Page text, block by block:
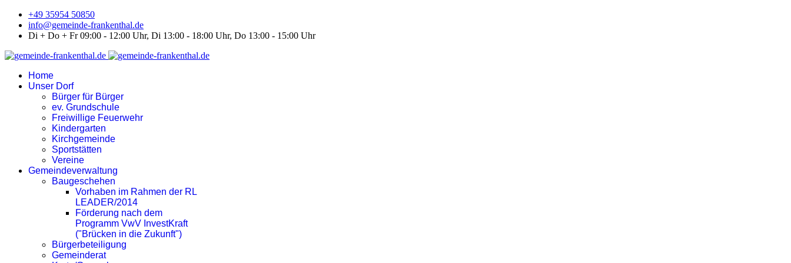
+49 35954 50850
info@gemeinde-frankenthal.de
Di + Do + Fr 09:00 - 12:00 Uhr, Di 13:00 - 18:00 Uhr, Do 13:00 - 15:00 Uhr
Home
Unser Dorf
Bürger für Bürger
ev. Grundschule
Freiwillige Feuerwehr
Kindergarten
Kirchgemeinde
Sportstätten
Vereine
Gemeindeverwaltung
Baugeschehen
Vorhaben im Rahmen der RL
LEADER/2014
Förderung nach dem
Programm VwV InvestKraft
("Brücken in die Zukunft")
Bürgerbeteiligung
Gemeinderat